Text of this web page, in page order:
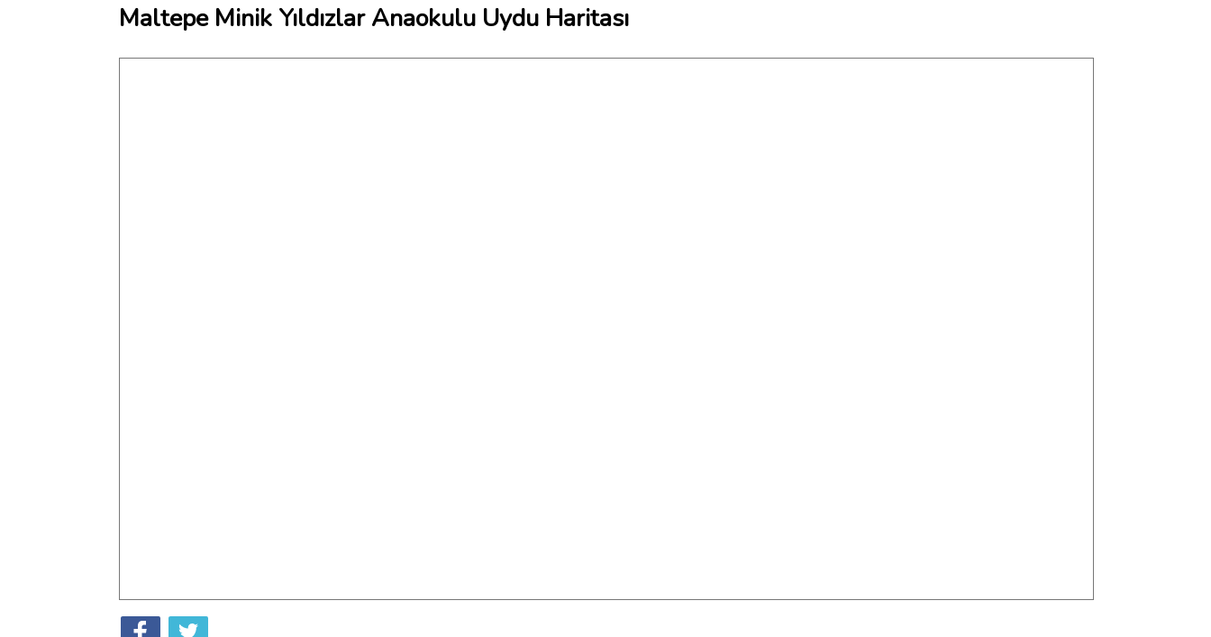
Maltepe Minik Yıldızlar Anaokulu Uydu Haritası